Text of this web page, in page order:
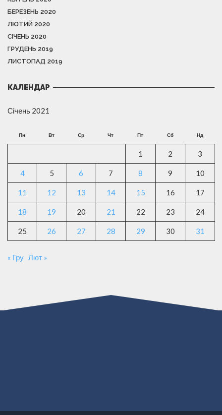
БЕРЕЗЕНЬ 2020
ЛЮТИЙ 2020
СІЧЕНЬ 2020
ГРУДЕНЬ 2019
ЛИСТОПАД 2019
КАЛЕНДАР
Січень 2021
Пн Вт Ср Чт Пт Сб Нд
1 2 3
4 5 6 7 8 9 10
11 12 13 14 15 16 17
18 19 20 21 22 23 24
25 26 27 28 29 30 31
« Гру Лют »